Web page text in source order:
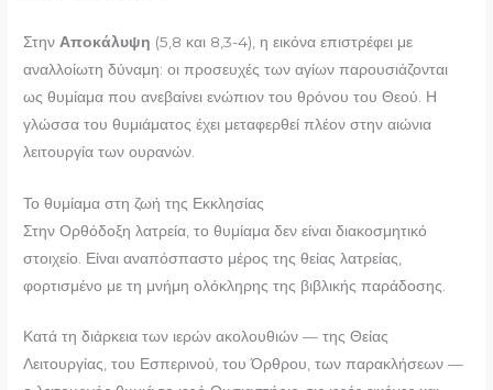
Στην Αποκάλυψη (5,8 και 8,3-4), η εικόνα επιστρέφει με
αναλλοίωτη δύναμη: οι προσευχές των αγίων παρουσιάζονται
ως θυμίαμα που ανεβαίνει ενώπιον του θρόνου του Θεού. Η
γλώσσα του θυμιάματος έχει μεταφερθεί πλέον στην αιώνια
λειτουργία των ουρανών.
Το θυμίαμα στη ζωή της Εκκλησίας
Στην Ορθόδοξη λατρεία, το θυμίαμα δεν είναι διακοσμητικό
στοιχείο. Είναι αναπόσπαστο μέρος της θείας λατρείας,
φορτισμένο με τη μνήμη ολόκληρης της βιβλικής παράδοσης.
Κατά τη διάρκεια των ιερών ακολουθιών — της Θείας
Λειτουργίας, του Εσπερινού, του Όρθρου, των παρακλήσεων —